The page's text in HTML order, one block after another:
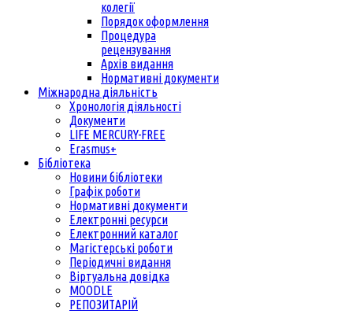
колегії
Порядок оформлення
Процедура
рецензування
Архів видання
Нормативні документи
Міжнародна діяльність
Хронологія діяльності
Документи
LIFE MERCURY-FREE
Erasmus+
Бібліотека
Новини бібліотеки
Графік роботи
Нормативні документи
Електронні ресурси
Електронний каталог
Магістерські роботи
Періодичні видання
Віртуальна довідка
MOODLE
РЕПОЗИТАРІЙ